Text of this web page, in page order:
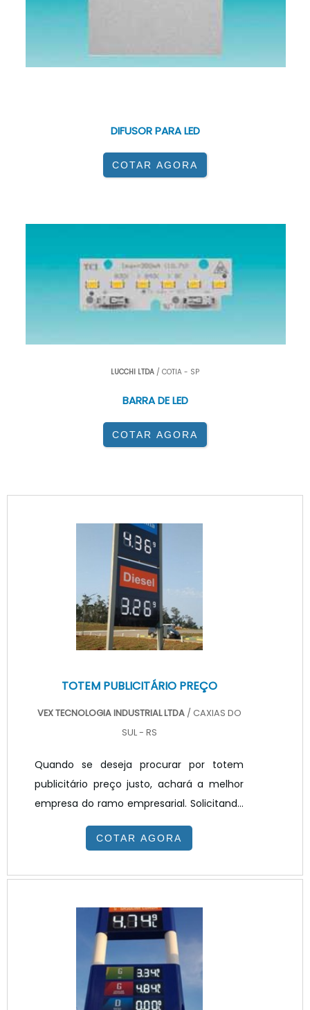
DIFUSOR PARA LED
COTAR AGORA
LUCCHI LTDA / COTIA - SP
BARRA DE LED
COTAR AGORA
TOTEM PUBLICITÁRIO PREÇO
VEX TECNOLOGIA INDUSTRIAL LTDA / CAXIAS DO
SUL - RS
Quando se deseja procurar por totem
publicitário preço justo, achará a melhor
empresa do ramo empresarial. Solicitando
um orçamento na melhor empresa do
segmento e encontrando a melhor em
interesse é por totem publicitário preço
Tecnologia poderá encontrar ótima
qualidade com resolução de problemas
por meio de soluções inovadoras.TOTEM
PUBLICITÁRIO PREÇO JUSTO E ACESSÍV...
COTAR AGORA